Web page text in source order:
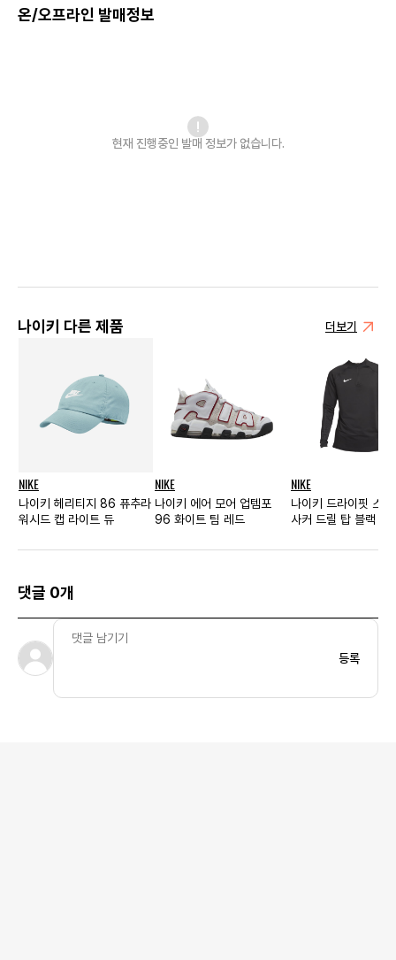
온/오프라인 발매정보
현재 진행중인 발매 정보가 없습니다.
나이키 다른 제품 더보기
NIKE
나이키 헤리티지 86 퓨추라
워시드 캡 라이트 듀
NIKE
나이키 에어 모어 업템포
96 화이트 팀 레드
NIKE
나이키 드라이핏 스
사커 드릴 탑 블랙 -
댓글 0개
등록